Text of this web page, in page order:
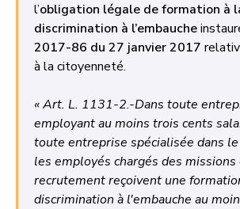
l’obligation légale de formation à
discrimination à l’embauche
2017-86 du 27 janvier 2017
à la citoyenneté.
« Art. L. 1131-2.-Dans toute
employant au moins trois cents
toute entreprise spécialisée dans
les employés chargés des missions
recrutement reçoivent une
discrimination à l'embauche au